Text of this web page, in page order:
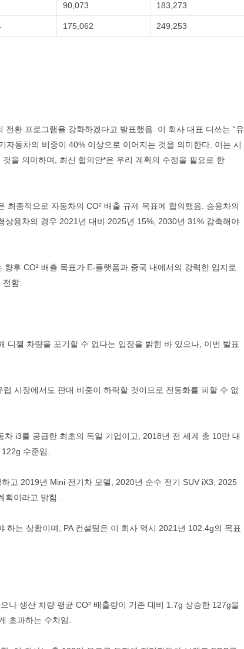
90,073 183,273
175,062 249,253
환 프로그램을 강화하겠다고 발표했음. 이 회사 대표 디쓰는 “유
동차의 비중이 40% 이상으로 이어지는 것을 의미한다. 이는 시
을 의미하며, 최신 합의안*은 우리 계획의 수정을 필요로 한
종적으로 자동차의 CO² 배출 규제 목표에 합의했음. 승용차의
용차의 경우 2021년 대비 2025년 15%, 2030년 31% 감축해야
후 CO² 배출 목표가 E-플랫폼과 중국 내에서의 강력한 입지로
함.
젤 차량을 포기할 수 없다는 입장을 밝힌 바 있으나, 이번 발표
시장에서도 판매 비중이 하락할 것이므로 전동화를 피할 수 없
i3를 공급한 최초의 독일 기업이고, 2018년 전 세계 총 10만 대
수준임.
고 2019년 Mini 전기차 모델, 2020년 순수 전기 SUV iX3, 2025
이라고 밝힘.
는 상황이며, PA 컨설팅은 이 회사 역시 2021년 102.4g의 목표
생산 차량 평균 CO² 배출량이 기존 대비 1.7g 상승한 127g을
초과하는 수치임.